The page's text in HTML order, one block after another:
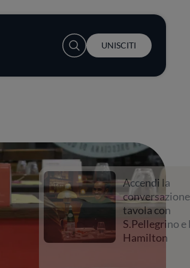
User account menu
UNISCITI
Accendi la
conversazione a
tavola con
S.Pellegrino e Lewis
Hamilton